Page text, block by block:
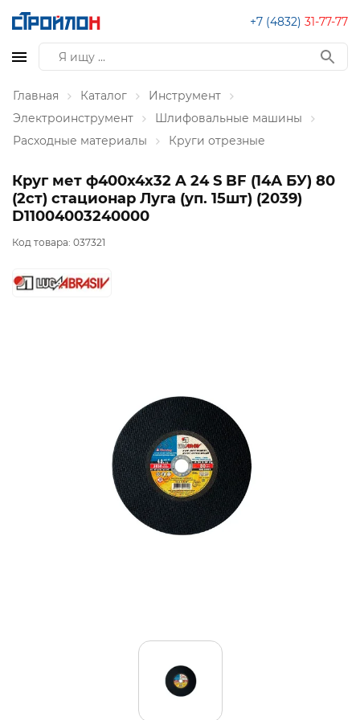
+7 (4832) 31-77-77
Главная Каталог
Инструмент
Электроинструмент
Шлифовальные машины
Расходные материалы
Круги отрезные
Круг мет ф400х4х32 A 24 S BF (14А БУ) 80
(2ст) стационар Луга (уп. 15шт) (2039)
D11004003240000
Код товара: 037321